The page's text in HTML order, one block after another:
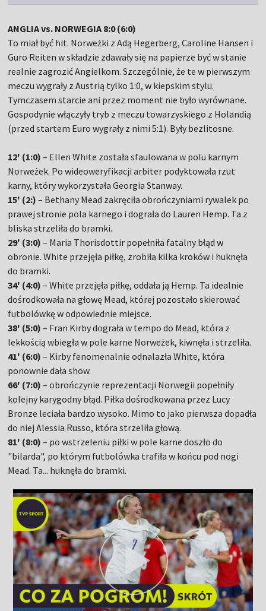
ANGLIA vs. NORWEGIA 8:0 (6:0)
To miał być hit. Norweżki z Adą Hegerberg, Caroline Hansen i
Guro Reiten w składzie zdawały się na papierze być w stanie
realnie zagrozić Angielkom. Szczególnie, że te w pierwszym
meczu wygrały z Austrią tylko 1:0, w kiepskim stylu.
Tymczasem starcie ani przez moment nie było wyrównane.
Gospodynie włączyły tryb z meczu towarzyskiego z Holandią
(przed startem Euro wygrały z nimi 5:1). Były bezlitosne.
12' (1:0) – Ellen White została sfaulowana w polu karnym
Norweżek. Po wideoweryfikacji arbiter podyktowała rzut
karny, który wykorzystała Georgia Stanway.
15' (2:) – Bethany Mead zakręciła obrończyniami rywalek po
prawej stronie pola karnego i dograła do Lauren Hemp. Ta z
bliska strzeliła do bramki.
29' (3:0) – Maria Thorisdottir popełniła fatalny błąd w
obronie. White przejęła piłkę, zrobiła kilka kroków i huknęła
do bramki.
34' (4:0) – White przejęła piłkę, oddała ją Hemp. Ta idealnie
dośrodkowała na głowę Mead, której pozostało skierować
futbolówkę w odpowiednie miejsce.
38' (5:0) – Fran Kirby dograła w tempo do Mead, która z
lekkością wbiegła w pole karne Norweżek, kiwnęła i strzeliła.
41' (6:0) – Kirby fenomenalnie odnalazła White, która
ponownie dała show.
66' (7:0) – obrończynie reprezentacji Norwegii popełniły
kolejny karygodny błąd. Piłka dośrodkowana przez Lucy
Bronze leciała bardzo wysoko. Mimo to jako pierwsza dopadła
do niej Alessia Russo, która strzeliła głową.
81' (8:0) – po wstrzeleniu piłki w pole karne doszło do
"bilarda", po którym futbolówka trafiła w końcu pod nogi
Mead. Ta... huknęła do bramki.